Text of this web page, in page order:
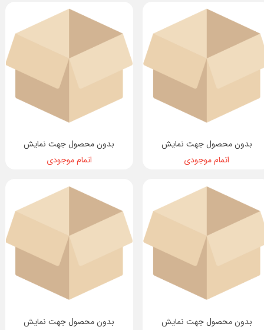
بدون محصول جهت نمایش
اتمام موجودی
بدون محصول جهت نمایش
اتمام موجودی
بدون محصول جهت نمایش
بدون محصول جهت نمایش